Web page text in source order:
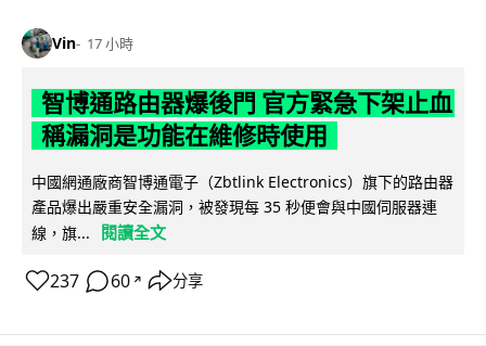
Vin 17 小時
智博通路由器爆後門 官方緊急下架止血
稱漏洞是功能在維修時使用
中國網通廠商智博通電子（Zbtlink Electronics）旗下的路由器
產品爆出嚴重安全漏洞，被發現每 35 秒便會與中國伺服器連
線，旗...
閱讀全文
237 60 ↗ 分享